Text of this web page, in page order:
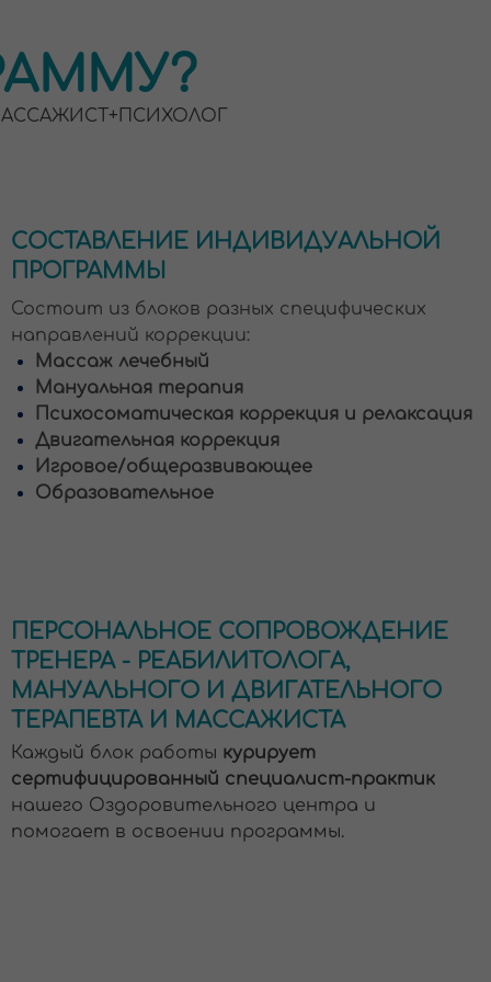
СОПРОВОЖДЕНИЕ
- РЕАБИЛИТОЛОГА,
И ДВИГАТЕЛЬНОГО
И МАССАЖИСТА
блоков разных специфических
коррекции:
работыкурирует
специалист-практик